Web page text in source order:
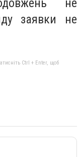
не
заявки не
Ctrl + Enter, щоб